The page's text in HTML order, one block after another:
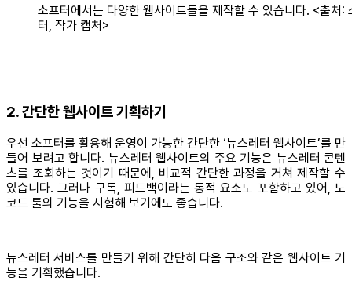
소프터에서는 다양한 웹사이트들을 제작할 수 있습니다. <출처:
터, 작가 캡처>
2. 간단한 웹사이트 기획하기
우선 소프터를 활용해 운영이 가능한 간단한 ‘뉴스레터 웹사이트’를 만
들어 보려고 합니다. 뉴스레터 웹사이트의 주요 기능은 뉴스레터 콘텐
츠를 조회하는 것이기 때문에, 비교적 간단한 과정을 거쳐 제작할 수
있습니다. 그러나 구독, 피드백이라는 동적 요소도 포함하고 있어, 노
코드 툴의 기능을 시험해 보기에도 좋습니다.
뉴스레터 서비스를 만들기 위해 간단히 다음 구조와 같은 웹사이트 기
능을 기획했습니다.